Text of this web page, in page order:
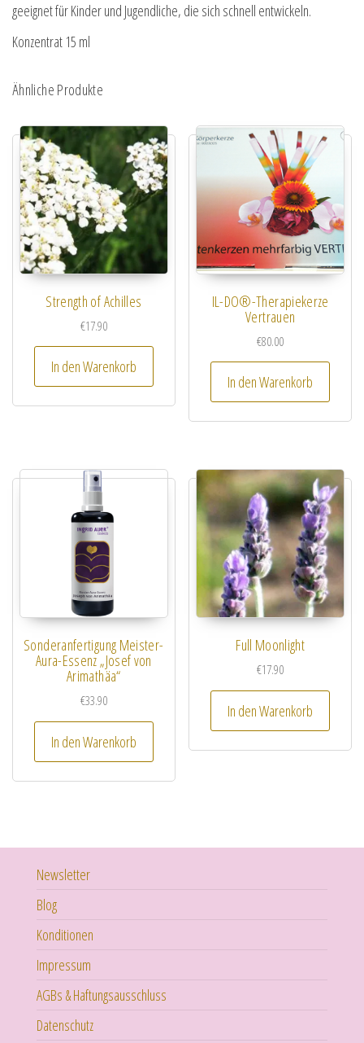
geeignet für Kinder und Jugendliche, die sich schnell entwickeln.
Konzentrat 15 ml
Ähnliche Produkte
Strength of Achilles
€17.90
In den Warenkorb
IL-DO®-Therapiekerze
Vertrauen
€80.00
In den Warenkorb
Sonderanfertigung Meister-
Aura-Essenz „Josef von
Arimathäa“
€33.90
In den Warenkorb
Full Moonlight
€17.90
In den Warenkorb
Newsletter
Blog
Konditionen
Impressum
AGBs & Haftungsausschluss
Datenschutz